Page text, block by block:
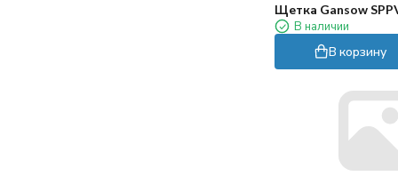
Щетка Gansow
В наличии
В корзину